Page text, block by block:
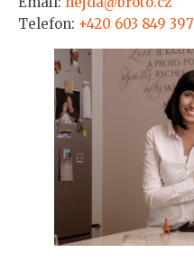
Telefon: +420 603 849 397